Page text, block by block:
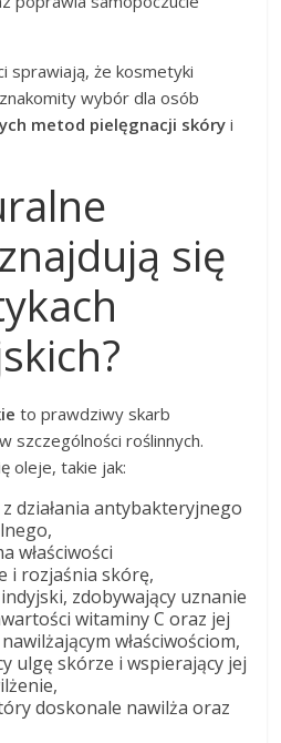
sprawiają, że kosmetyki
wybór dla osób
metod pielęgnacji skóry i
się
to prawdziwy skarb
szczególności roślinnych.
oleje, takie jak:
działania antybakteryjnego
właściwości
i rozjaśnia skórę,
zdobywający uznanie
witaminy C oraz jej
właściwościom,
ulgę skórze i wspierający jej
doskonale nawilża oraz